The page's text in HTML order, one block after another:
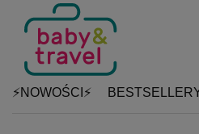
⚡NOWOŚCI⚡